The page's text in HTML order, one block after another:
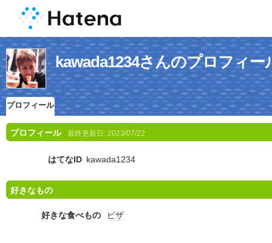
kawada1234さんのプロフィー
プロフィール
プロフィール 最終更新日: 2023/07/22
はてなID kawada1234
好きなもの
好きな食べもの ピザ